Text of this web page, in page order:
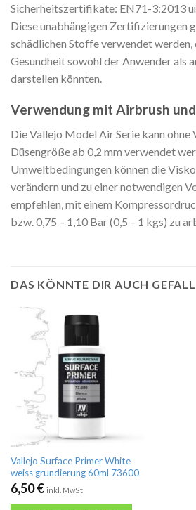
Sicherheitszertifikate: EN71-3:2013
Diese unabhängigen Zertifizierungen
schädlichen Stoffe verwendet werden,
Gesundheit sowohl der Anwender als
darstellen könnten.
Verwendung mit Airbrush
Die Vallejo Model Air Serie kann ohne
Düsengröße ab 0,2 mm verwendet
Umweltbedingungen können die
verändern und zu einer notwendigen
empfehlen, mit einem
bzw. 0,75 – 1,10 Bar (0,5 – 1 kgs) zu
DAS KÖNNTE DIR AUCH
Vallejo Surface Primer White
weiss grundierung 60ml 73600
6,50€ inkl. MwSt